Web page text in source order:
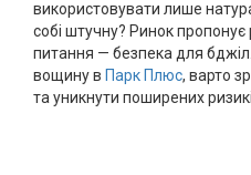
використовувати лише
собі штучну? Ринок пропонує
питання — безпека для
вощину в Парк Плюс, варто
та уникнути поширених